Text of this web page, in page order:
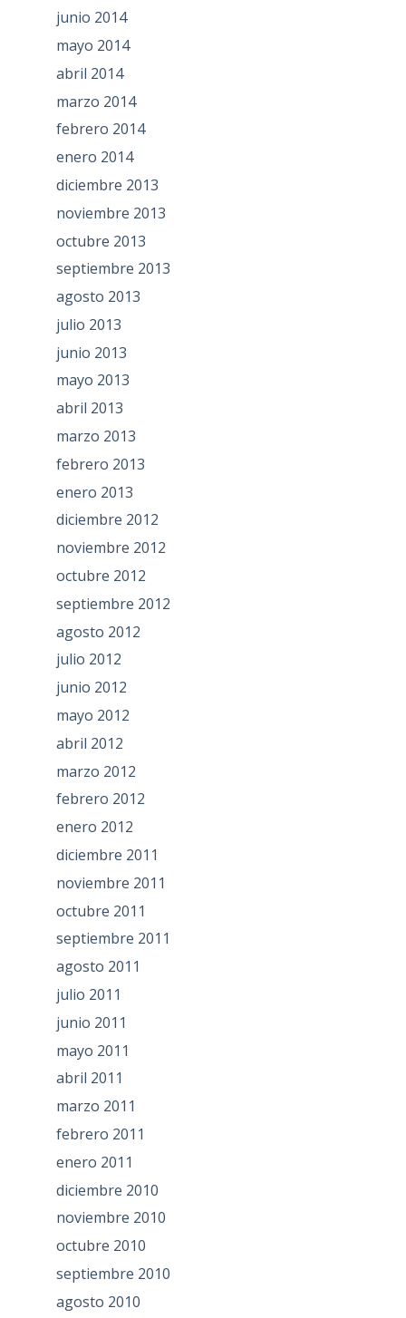
junio 2014
mayo 2014
abril 2014
marzo 2014
febrero 2014
enero 2014
diciembre 2013
noviembre 2013
octubre 2013
septiembre 2013
agosto 2013
julio 2013
junio 2013
mayo 2013
abril 2013
marzo 2013
febrero 2013
enero 2013
diciembre 2012
noviembre 2012
octubre 2012
septiembre 2012
agosto 2012
julio 2012
junio 2012
mayo 2012
abril 2012
marzo 2012
febrero 2012
enero 2012
diciembre 2011
noviembre 2011
octubre 2011
septiembre 2011
agosto 2011
julio 2011
junio 2011
mayo 2011
abril 2011
marzo 2011
febrero 2011
enero 2011
diciembre 2010
noviembre 2010
octubre 2010
septiembre 2010
agosto 2010